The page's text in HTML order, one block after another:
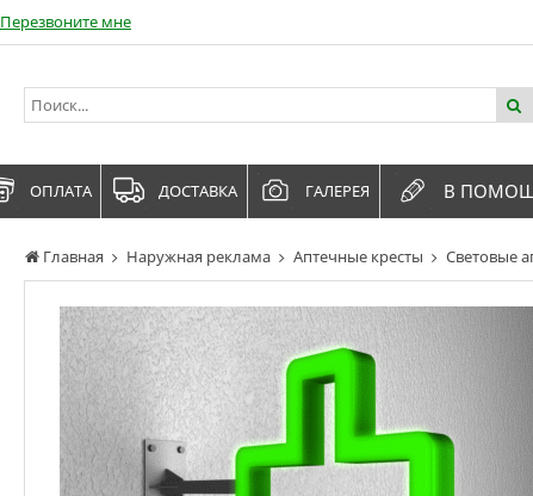
Главная Наружная реклама Аптечные кресты Световые
Перезвоните мне
ОПЛАТА ДОСТАВКА ГАЛЕРЕЯ В